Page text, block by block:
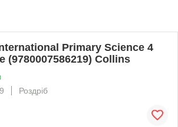
Primary Science 4
(9780007586219) Collins
Роздріб